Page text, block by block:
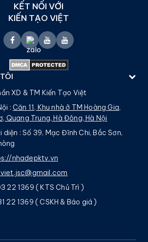
KẾT NỐI VỚI
KIẾN TẠO VIỆT
XD & TM Kiến Tạo Việt
: Căn 11, Khu nhà ở TM Hoàng Gia,
Quang Trung, Hà Đông, Hà Nội
diện : Số 39, Mạc Đĩnh Chi, Bắc Sơn,
nhadepktv.vn
22 1369 ( KTS Chủ Trì )
22 1369 ( CSKH & Báo giá )